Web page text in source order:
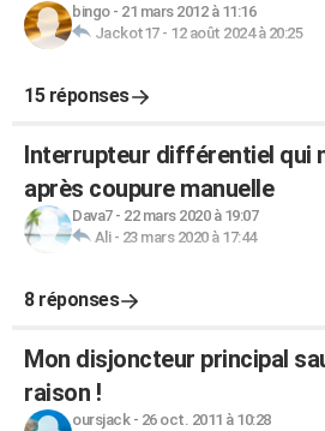
bingo- 21 mars 2012 à 11:16
Jackot17- 12 août 2024 à 20:25
15 réponses
Interrupteur différentiel qui
après coupure manuelle
Dava7- 22 mars 2020 à 19:07
Ali- 23 mars 2020 à 17:44
8 réponses
Mon disjoncteur principal
raison !
oursjack- 26 oct. 2011 à 10:28